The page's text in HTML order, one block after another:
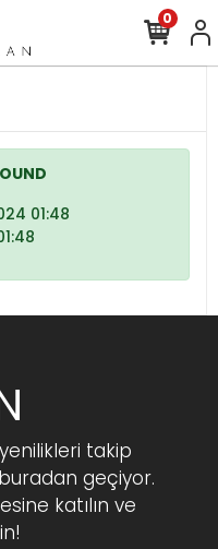
0
01:48
takip
geçiyor.
katılın ve